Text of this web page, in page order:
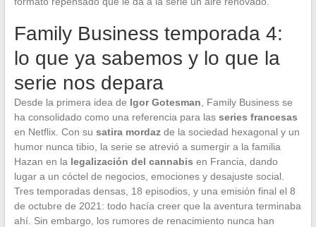
Family Business temporada 4:
lo que ya sabemos y lo que la
serie nos depara
Desde la primera idea de Igor Gotesman , Family Business se
ha consolidado como una referencia para las series francesas
en Netflix. Con su satira mordazde la sociedad hexagonal y un
humor nunca tibio, la serie se atrevió a sumergir a la familia
Hazan en la legalización del cannabis en Francia, dando
lugar a un cóctel de negocios, emociones y desajuste social.
Tres temporadas densas, 18 episodios, y una emisión final el 8
de octubre de 2021: todo hacía creer que la aventura terminaba
ahí. Sin embargo, los rumores de renacimiento nunca han